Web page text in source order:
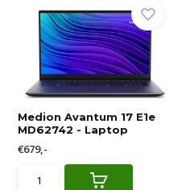
Medion Avantum 17 E1e
MD62742 - Laptop
€679,-